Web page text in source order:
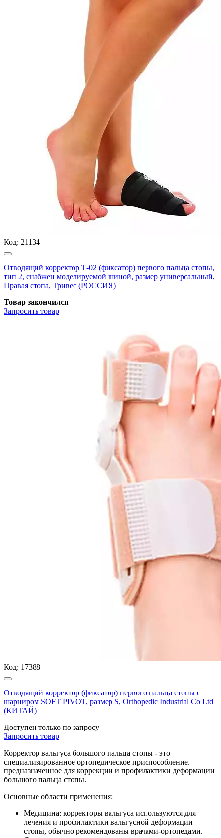
Код: 21134
Отводящий корректор Т-02 (фиксатор) первого пальца стопы,
тип 2, снабжен моделируемой шиной, размер универсальный,
Правая стопа, Тривес (РОССИЯ)
Товар закончился
Запросить товар
Код: 17388
Отводящий корректор (фиксатор) первого пальца стопы с
шарниром SOFT PIVOT, размер S, Orthopedic Industrial Co Ltd
(КИТАЙ)
Доступен только по запросу
Запросить товар
Корректор вальгуса большого пальца стопы - это
специализированное ортопедическое приспособление,
предназначенное для коррекции и профилактики деформации
большого пальца стопы.
Основные области применения:
Медицина: корректоры вальгуса используются для
лечения и профилактики вальгусной деформации
стопы, обычно рекомендованы врачами-ортопедами.